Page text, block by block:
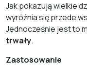
Jak pokazują wielkie
wyróżnia się przede
Jednocześnie jest to
trwały.
Zastosowanie